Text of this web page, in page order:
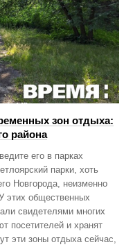
зон отдыха:
района
его в парках
парки, хоть
Новгорода, неизменно
этих общественных
свидетелями многих
посетителей и хранят
эти зоны отдыха сейчас,